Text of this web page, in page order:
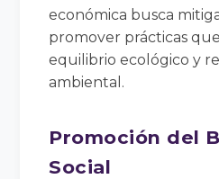
económica busca
promover prácticas
equilibrio ecológico y
ambiental.
Promoción del
Social